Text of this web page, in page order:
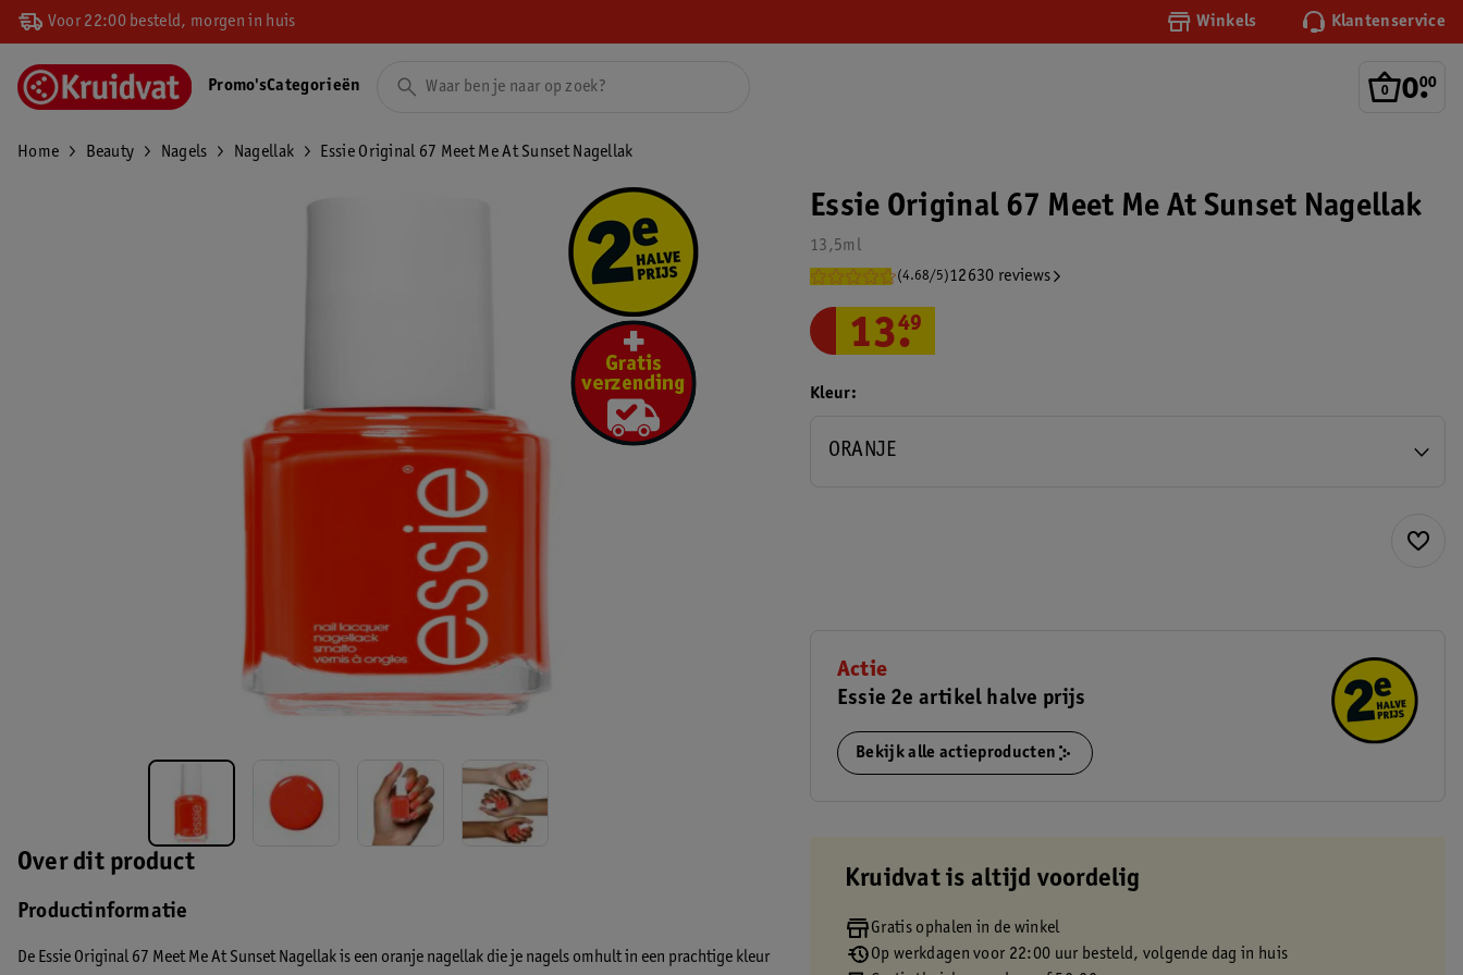
Voor 22:00 besteld, morgen in huis Winkels Klantenservice
0.
00
Promo'sCategorieën
Home Beauty Nagels Nagellak Essie Original 67 Meet Me At Sunset Nagellak
Over dit product
Productinformatie
De Essie Original 67 Meet Me At Sunset Nagellak is een oranje nagellak die je nagels omhult in een prachtige kleur
Essie Original 67 Meet Me At Sunset Nagellak
13,5ml
(4.68/5)12630 reviews
13.
49
Kleur
ORANJE
Actie
Essie 2e artikel halve prijs
Bekijk alle actieproducten
Kruidvat is altijd voordelig
Gratis ophalen in de winkel
Op werkdagen voor 22:00 uur besteld, volgende dag in huis